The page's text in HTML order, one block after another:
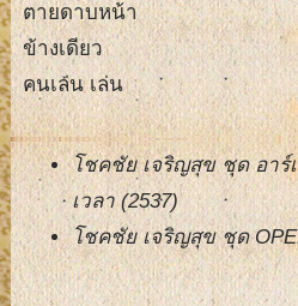
ตายดาบหน้า
ข้างเดียว
คนเล่น เล่น
โชคชัย เจริญสุข ชุด อาร์
เวลา (2537)
โชคชัย เจริญสุข ชุด